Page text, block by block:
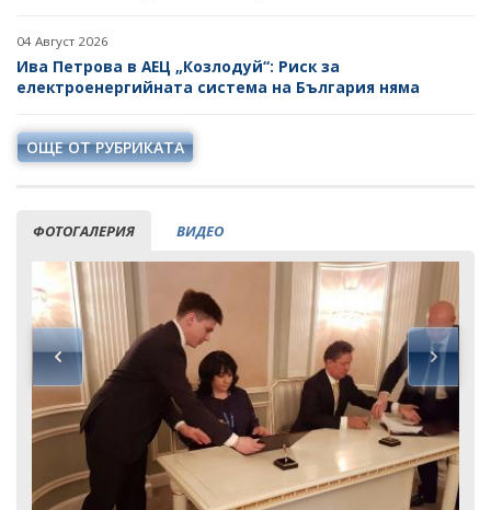
04 Август 2026
Ива Петрова в АЕЦ „Козлодуй“: Риск за
електроенергийната система на България няма
ОЩЕ ОТ РУБРИКАТА
ФОТОГАЛЕРИЯ ВИДЕО